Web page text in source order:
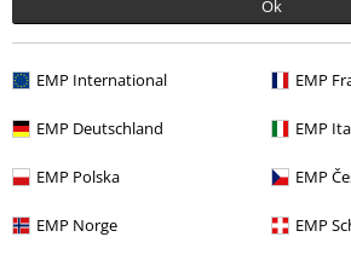
Ok
EMP International EMP
EMP Deutschland EMP
EMP Polska EMP
EMP Norge EMP
Výprodej % Média CDs
Merch kapel Žánr Core Metalcore
Merch kapel Média
Merch kapel